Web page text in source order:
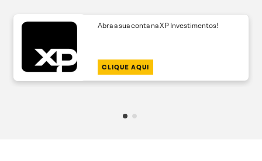
Abra a sua conta na XP Investimentos!
CLIQUE AQUI